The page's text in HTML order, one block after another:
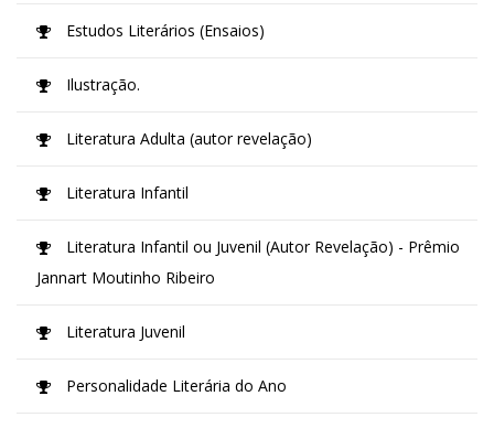
Estudos Literários (Ensaios)
Ilustração.
Literatura Adulta (autor revelação)
Literatura Infantil
Literatura Infantil ou Juvenil (Autor Revelação) - Prêmio
Jannart Moutinho Ribeiro
Literatura Juvenil
Personalidade Literária do Ano